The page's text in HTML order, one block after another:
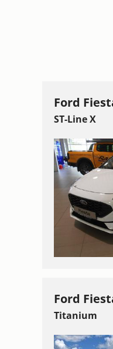
Ford
ST-Line X
Ford
Titanium